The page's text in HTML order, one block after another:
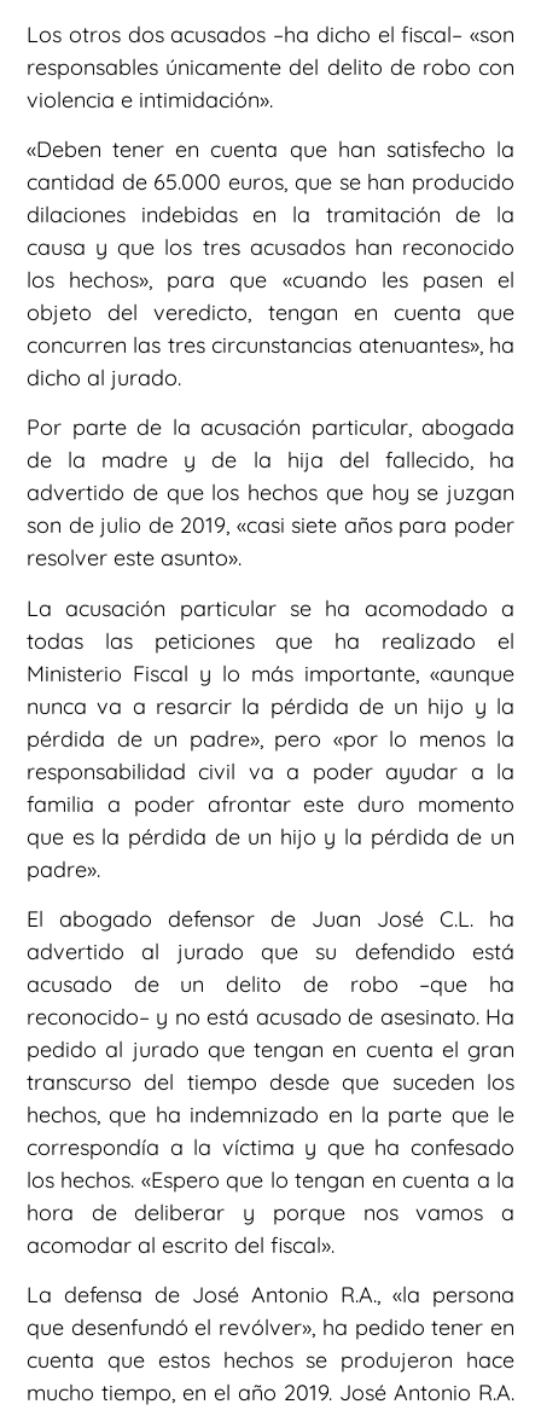
Los otros dos acusados –ha dicho el fiscal– «son
responsables únicamente del delito de robo con
violencia e intimidación».
«Deben tener en cuenta que han satisfecho la
cantidad de 65.000 euros, que se han producido
dilaciones indebidas en la tramitación de la
causa y que los tres acusados han reconocido
los hechos», para que «cuando les pasen el
objeto del veredicto, tengan en cuenta que
concurren las tres circunstancias atenuantes», ha
dicho al jurado.
Por parte de la acusación particular, abogada
de la madre y de la hija del fallecido, ha
advertido de que los hechos que hoy se juzgan
son de julio de 2019, «casi siete años para poder
resolver este asunto».
La acusación particular se ha acomodado a
todas las peticiones que ha realizado el
Ministerio Fiscal y lo más importante, «aunque
nunca va a resarcir la pérdida de un hijo y la
pérdida de un padre», pero «por lo menos la
responsabilidad civil va a poder ayudar a la
familia a poder afrontar este duro momento
que es la pérdida de un hijo y la pérdida de un
padre».
El abogado defensor de Juan José C.L. ha
advertido al jurado que su defendido está
acusado de un delito de robo –que ha
reconocido– y no está acusado de asesinato. Ha
pedido al jurado que tengan en cuenta el gran
transcurso del tiempo desde que suceden los
hechos, que ha indemnizado en la parte que le
correspondía a la víctima y que ha confesado
los hechos. «Espero que lo tengan en cuenta a la
hora de deliberar y porque nos vamos a
acomodar al escrito del fiscal».
La defensa de José Antonio R.A., «la persona
que desenfundó el revólver», ha pedido tener en
cuenta que estos hechos se produjeron hace
mucho tiempo, en el año 2019. José Antonio R.A.